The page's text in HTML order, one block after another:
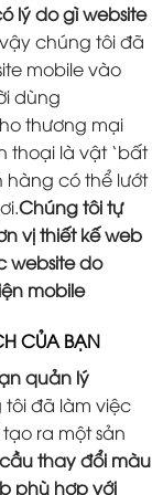
lý do gì website
chúng tôi đã
mobile vào
dùng
thương mại
thoại là vật ‘bất
hàng có thể lướt
Chúng tôi tự
vị thiết kế web
website do
mobile
CỦA BẠN
quản lý
tôi đã làm việc
ra một sản
thay đổi màu
phù hợp với